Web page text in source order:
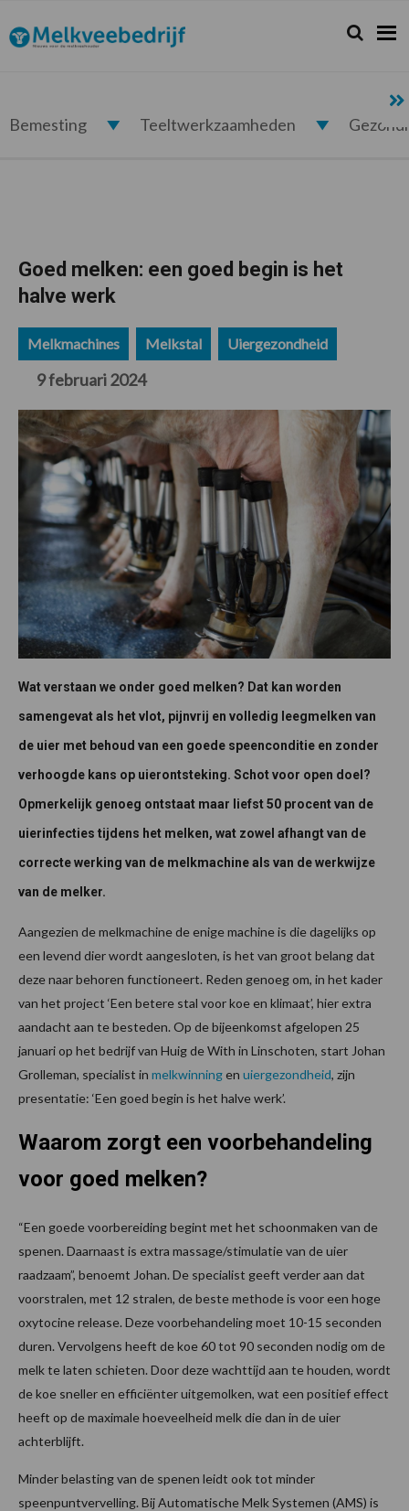
de
hoofdnavigatie
de
hoofd
de
eerste
de
voettekst
Melkveebedrijf.nl Zoeken...
Zoek
Bemesting Teeltwerkzaamheden
Goed melken: een goed begin is het
halve werk
Melkmachines Melkstal Uiergezondheid
9 februari 2024
Wat verstaan we onder goed melken? Dat kan worden
samengevat als het vlot, pijnvrij en volledig leegmelken van
de uier met behoud van een goede speenconditie en zonder
verhoogde kans op uierontsteking. Schot voor open doel?
Opmerkelijk genoeg ontstaat maar liefst 50 procent van de
uierinfecties tijdens het melken, wat zowel afhangt van de
correcte werking van de melkmachine als van de werkwijze
van de melker.
Aangezien de melkmachine de enige machine is die dagelijks op
een levend dier wordt aangesloten, is het van groot belang dat
deze naar behoren functioneert. Reden genoeg om, in het kader
van het project ‘Een betere stal voor koe en klimaat’, hier extra
aandacht aan te besteden. Op de bijeenkomst afgelopen 25
januari op het bedrijf van Huig de With in Linschoten, start Johan
Grolleman, specialist in melkwinningen uiergezondheid, zijn
presentatie: ‘Een goed begin is het halve werk’.
Waarom zorgt een voorbehandeling
voor goed melken?
“Een goede voorbereiding begint met het schoonmaken van de
spenen. Daarnaast is extra massage/stimulatie van de uier
raadzaam”, benoemt Johan. De specialist geeft verder aan dat
voorstralen, met 12 stralen, de beste methode is voor een hoge
oxytocine release. Deze voorbehandeling moet 10-15 seconden
duren. Vervolgens heeft de koe 60 tot 90 seconden nodig om de
melk te laten schieten. Door deze wachttijd aan te houden, wordt
de koe sneller en efficiënter uitgemolken, wat een positief effect
heeft op de maximale hoeveelheid melk die dan in de uier
achterblijft.
Minder belasting van de spenen leidt ook tot minder
speenpuntvervelling. Bij Automatische Melk Systemen (AMS) is